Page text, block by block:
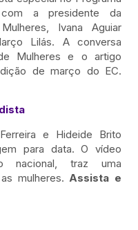
a presidente da
Ivana Aguiar
Lilás. A conversa
Mulheres e o artigo
de março do EC.
e Hideide Brito
para data. O vídeo
nacional, traz uma
mulheres. Assista e